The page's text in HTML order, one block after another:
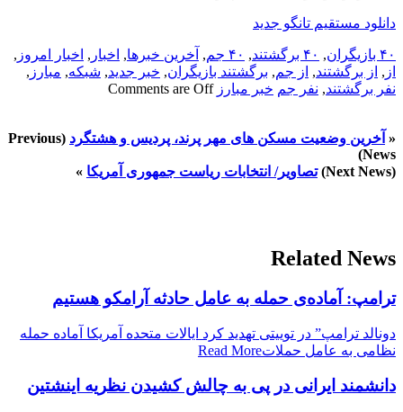
دانلود مستقیم تانگو جدید
۴۰ بازیگران , ۴۰ برگشتند , ۴۰ جم , آخرین خبرها, اخبار , اخبار امروز ,
از , از برگشتند, از جم, برگشتند بازیگران, خبر جدید, شبکه, مبارز ,
نفر برگشتند, نفر جم خبر مبارز Comments are Off
« آخرین وضعیت مسکن های مهر پرند، پردیس و هشتگرد (Previous
News)
(Next News)
تصاویر/ انتخابات ریاست جمهوری آمریکا »
Related News
ترامپ: آماده‌ی حمله به عامل حادثه آرامکو هستیم
دونالد ترامپ” در توییتی تهدید کرد ایالات متحده آمریکا آماده حمله
نظامی به عامل حملاتRead More
دانشمند ایرانی در پی به چالش کشیدن نظریه اینشتین